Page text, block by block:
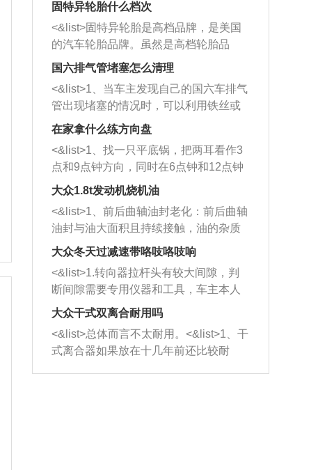
固特异轮胎什么档次
<&list>固特异轮胎是高档品牌，是美国
的汽车轮胎品牌。虽然是高档轮胎品
牌，但是中高低端的轮胎都有生产，这
也是为了更好的开拓市场。
国六排气管堵塞怎么清理
<&list>1、当车主发现自己的国六车排气
管出现堵塞的情况时，可以利用铁丝或
者是细棍，直接将杂物给取出来，如果
堵塞情况比较严重，也可以采取应急措
施。 <&list>2、直接利用木棍将所有的
杂物推到排气管里面的位置处，然后将
三元催化器拆解开，就可以将堵塞的东
西取出来。但如果是因为积碳过多引起
的堵塞，就需要将三元催化器泡在草酸
洗剂对堵塞的情况得到解决，将清洗剂
放在燃油箱中，与燃油混合后，车辆启
动时，就可以和汽油一起进入到燃烧
室，最后形成废气排出，就可以让三元
催化器得到清洗，排气管堵塞的情况就
能够得到解决。
在家拿什么练方向盘
<&list>1、找一只平底锅，把两耳看作3
点和9点钟方向，同时在6点钟和12点钟
方向做一个标记。 <&list>2、双手握住
一圈半的练习，往右同样也要打相同的
圈数。 <&list>3、最后强调要反复练
习，这样就可以形成肌肉记忆，在真实
驾驶车辆时，不需要记忆也能打好方
向。
大众1.8t发动机烧机油
<&list>1、前后曲轴油封老化：前后曲轴
油封与油大面积且持续接触，油的杂质
和发动机内持续温度变化使其密封效果
逐渐减弱，导致渗油或漏油。<&list>2、
活塞间隙过大：积碳会使活塞环与缸体
的间隙扩大，导致机油流入燃烧室中，
造成烧机油。<&list>3、机油粘度。使用
机油粘度过小的话，同样会有烧机油现
象，机油粘度过小具有很好的流动性，
大众冬天过减速带咯吱咯吱响
<&list>1.转向器拉杆头有较大间隙，判
断间隙需要专用仪器和工具，车主本人
无法制作，需要将车辆送到修理厂或4s
店；<&list>2.车辆半轴套管防尘罩破
裂，破裂后会出现漏油现象，使半轴磨
损严重，磨损的半轴容易损坏，产生异
响；<&list>3.稳定器的转向胶套和球头
大众干式双离合耐用吗
<&list>总体而言不太耐用。<&list>1、干
式离合器如果放在十几年前还比较耐